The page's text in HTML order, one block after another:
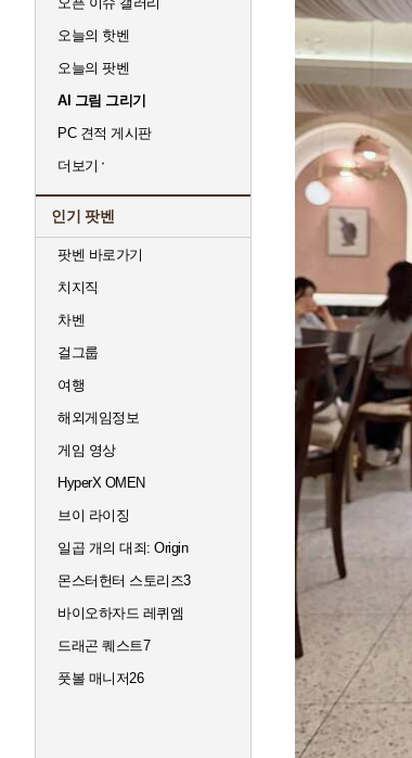
오늘의 핫벤
오늘의 팟벤
AI 그림 그리기
PC 견적 게시판
더보기
인기 팟벤
팟벤 바로가기
치지직
차벤
걸그룹
여행
해외게임정보
게임 영상
HyperX OMEN
브이 라이징
일곱 개의 대죄: Origin
몬스터헌터 스토리즈3
바이오하자드 레퀴엠
드래곤 퀘스트7
풋볼 매니저26